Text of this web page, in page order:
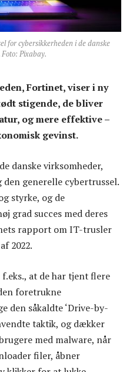
for cybersikkerheden i de danske
Pixabay.
Fortinet, viser i ny
stigende, de bliver
og mere effektive –
gevinst.
danske virksomheder,
den generelle cybertrussel.
styrke, og de
grad succes med deres
rapport om IT-trusler
2022.
at de har tjent flere
foretrukne
den såkaldte ‘Drive-by-
taktik, og dækker
med malware, når
filer, åbner